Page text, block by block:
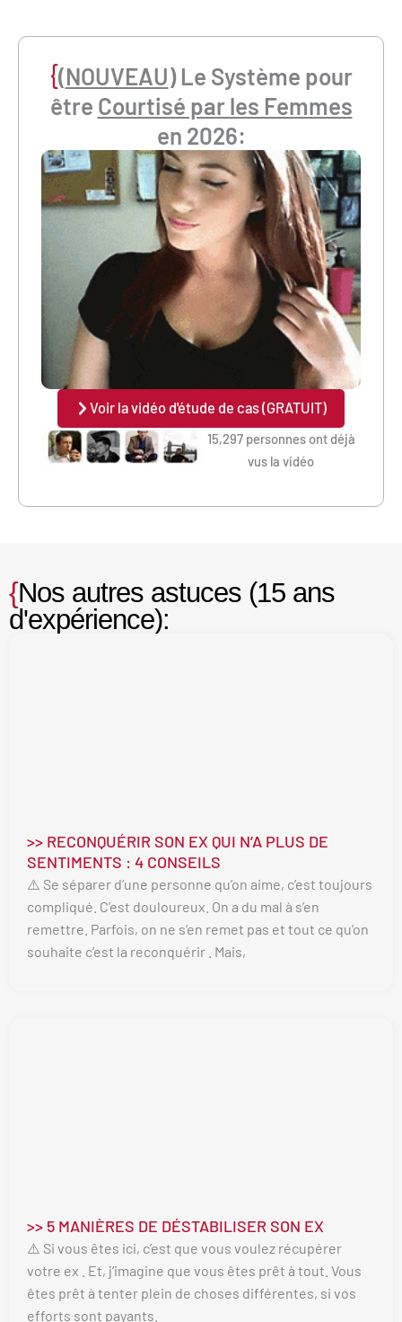
{(NOUVEAU) Le Système pour
être Courtisé par les Femmes
en 2026:
Voir la vidéo d'étude de cas (GRATUIT)
15,297 personnes ont déjà
vus la vidéo
{Nos autres astuces (15 ans
d'expérience):
>> RECONQUÉRIR SON EX QUI N’A PLUS DE
SENTIMENTS : 4 CONSEILS
⚠️ Se séparer d’une personne qu’on aime, c’est toujours
compliqué. C’est douloureux. On a du mal à s’en
remettre. Parfois, on ne s’en remet pas et tout ce qu’on
souhaite c’est la reconquérir . Mais,
>> 5 MANIÈRES DE DÉSTABILISER SON EX
⚠️ Si vous êtes ici, c’est que vous voulez récupérer
votre ex . Et, j’imagine que vous êtes prêt à tout. Vous
êtes prêt à tenter plein de choses différentes, si vos
efforts sont payants.